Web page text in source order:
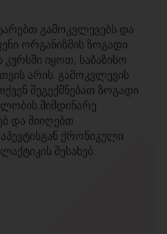
გამოკვლევებს და
ორგანიზმის ზოგადი
კურსში იყოთ, საბაზისო
არის. გამოკვლევის
შეგექმნებათ ზოგადი
მიმდინარე
და მიიღებთ
ქრონიკული
შესახებ.